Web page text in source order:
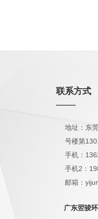
联系方式
——
地址：东
号楼第
手机：
手机2：
邮箱：
广东翌骏